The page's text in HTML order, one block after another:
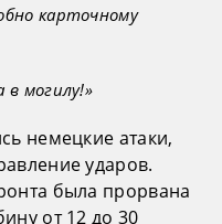
карточному
могилу!»
немецкие атаки,
ударов.
была прорвана
от 12 до 30